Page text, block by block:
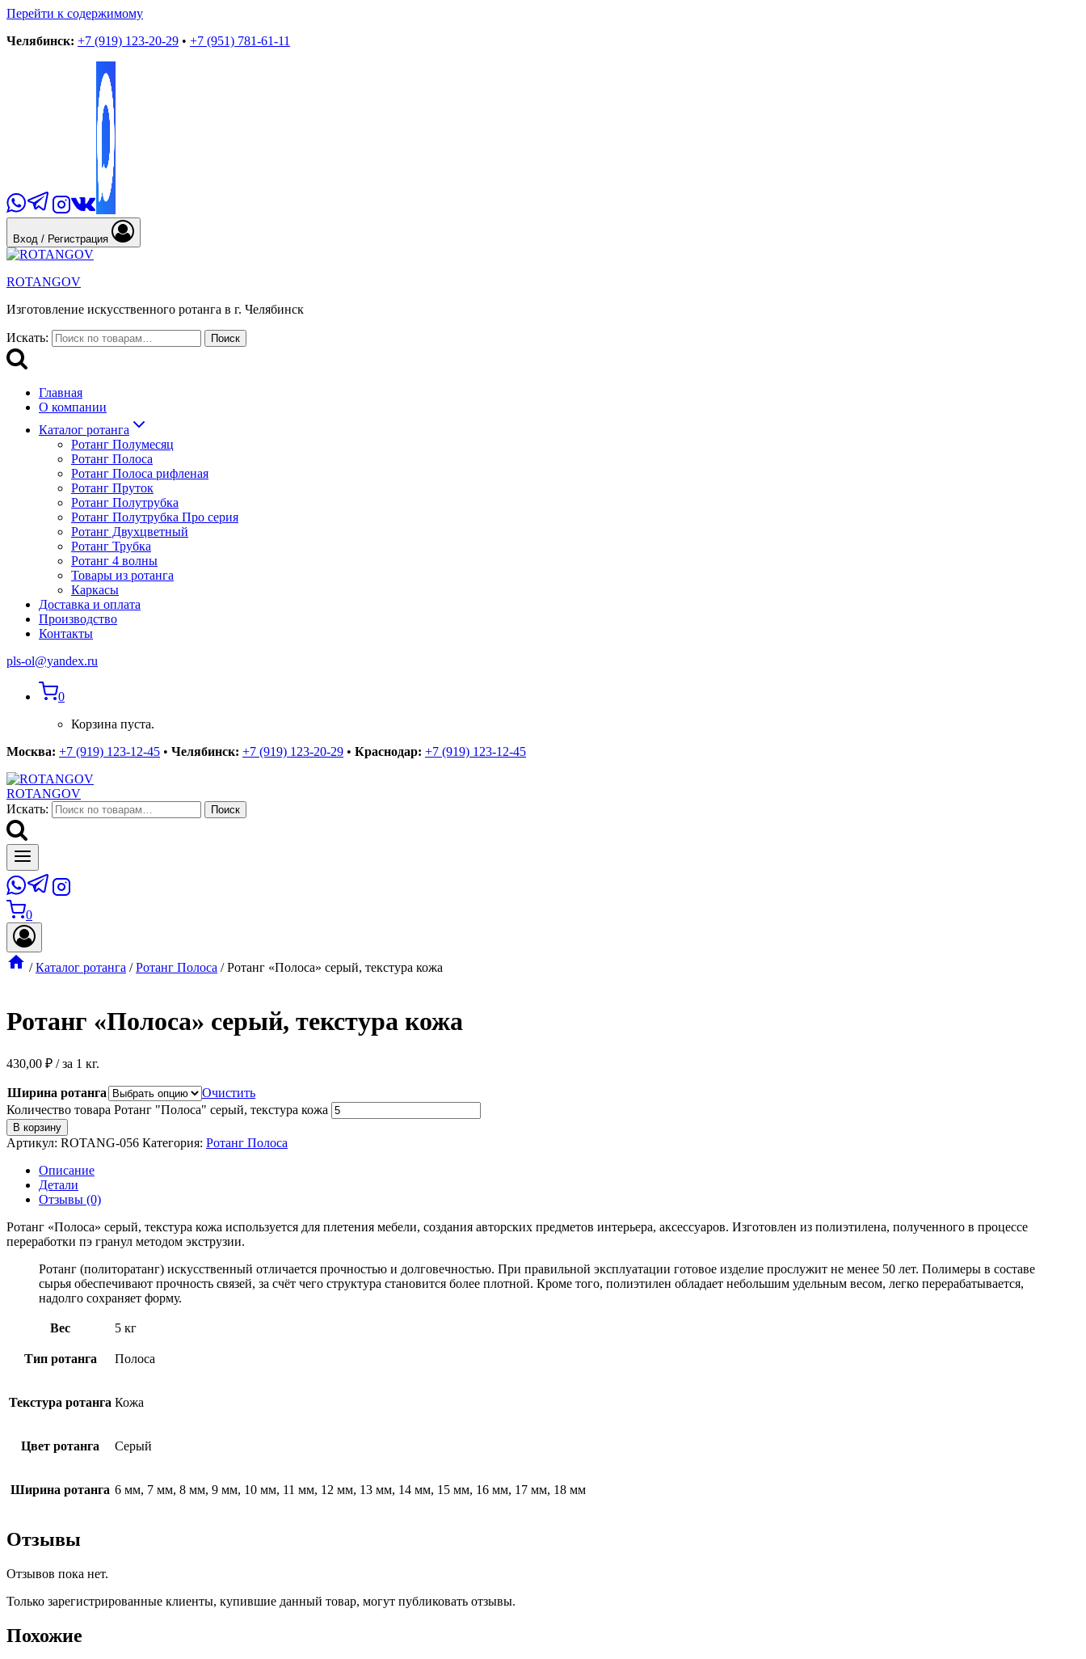
Перейти к содержимому
Челябинск: +7 (919) 123-20-29 • +7 (951) 781-61-11
Вход / Регистрация
ROTANGOV
Изготовление искусственного ротанга в г. Челябинск
Искать: Поиск
Главная
О компании
Каталог ротанга
Ротанг Полумесяц
Ротанг Полоса
Ротанг Полоса рифленая
Ротанг Пруток
Ротанг Полутрубка
Ротанг Полутрубка Про серия
Ротанг Двухцветный
Ротанг Трубка
Ротанг 4 волны
Товары из ротанга
Каркасы
Доставка и оплата
Производство
Контакты
pls-ol@yandex.ru
0
Корзина пуста.
Москва: +7 (919) 123-12-45 • Челябинск: +7 (919) 123-20-29 • Краснодар: +7 (919) 123-12-45
ROTANGOV
Искать:
Поиск
0
/ Каталог ротанга / Ротанг Полоса / Ротанг «Полоса» серый, текстура кожа
Ротанг «Полоса» серый, текстура кожа
430,00 ₽ / за 1 кг.
Ширина ротанга
Очистить
Количество товара Ротанг "Полоса" серый, текстура кожа
В корзину
Артикул: ROTANG-056 Категория: Ротанг Полоса
Описание
Детали
Отзывы (0)
Ротанг «Полоса» серый, текстура кожа используется для плетения мебели, создания авторских предметов интерьера, аксессуаров. Изготовлен из полиэтилена, полученного в процессе
переработки пэ гранул методом экструзии.
Ротанг (политоратанг) искусственный отличается прочностью и долговечностью. При правильной эксплуатации готовое изделие прослужит не менее 50 лет. Полимеры в составе
сырья обеспечивают прочность связей, за счёт чего структура становится более плотной. Кроме того, полиэтилен обладает небольшим удельным весом, легко перерабатывается,
надолго сохраняет форму.
Вес 5 кг
Тип ротанга Полоса
Текстура ротанга Кожа
Цвет ротанга Серый
Ширина ротанга 6 мм, 7 мм, 8 мм, 9 мм, 10 мм, 11 мм, 12 мм, 13 мм, 14 мм, 15 мм, 16 мм, 17 мм, 18 мм
Отзывы
Отзывов пока нет.
Только зарегистрированные клиенты, купившие данный товар, могут публиковать отзывы.
Похожие